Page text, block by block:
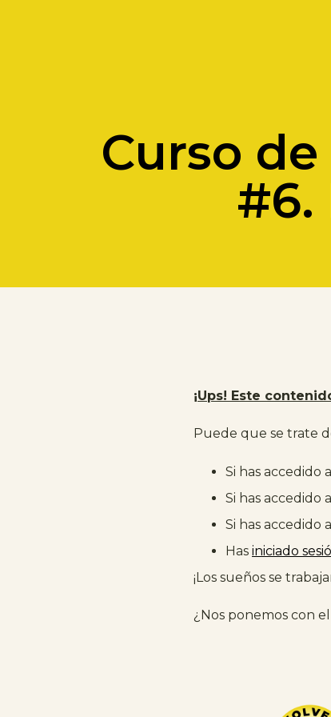
Curso
#6.
¡Ups! Este
Puede que se trate
Si has accedido
Si has accedido
Si has accedido
Has iniciado
¡Los sueños se
¿Nos ponemos con